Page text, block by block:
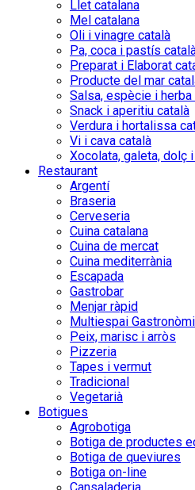
Llet catalana
Mel catalana
Oli i vinagre català
Pa, coca i pastís
Preparat i Elaborat
Producte del mar
Salsa, espècie i
Snack i aperitiu català
Verdura i hortalissa
Vi i cava català
Xocolata, galeta, dolç
Restaurant
Argentí
Braseria
Cerveseria
Cuina catalana
Cuina de mercat
Cuina mediterrània
Escapada
Gastrobar
Menjar ràpid
Multiespai
Peix, marisc i arròs
Pizzeria
Tapes i vermut
Tradicional
Vegetarià
Botigues
Agrobotiga
Botiga de productes
Botiga de queviures
Botiga on-line